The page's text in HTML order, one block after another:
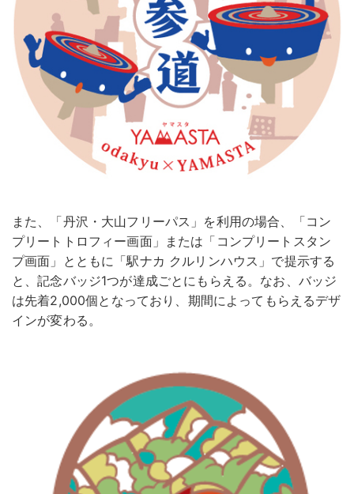
また、「丹沢・大山フリーパス」を利用の場合、「コン
プリートトロフィー画面」または「コンプリートスタン
プ画面」とともに「駅ナカ クルリンハウス」で提示する
と、記念バッジ1つが達成ごとにもらえる。なお、バッジ
は先着2,000個となっており、期間によってもらえるデザ
インが変わる。